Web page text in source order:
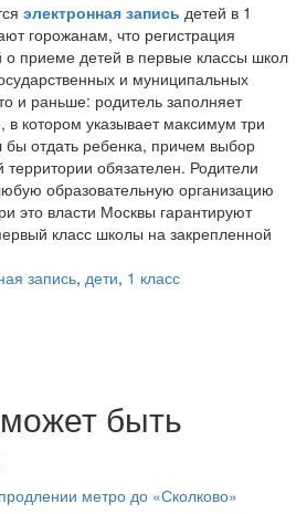
электронная запись детей в 1
горожанам, что регистрация
о приеме детей в первые классы школ
и муниципальных
и раньше: родитель заполняет
в котором указывает максимум три
бы отдать ребенка, причем выбор
обязателен. Родители
образовательную организацию
это власти Москвы гарантируют
класс школы на закрепленной
запись, дети, 1 класс
быть
метро до «Сколково»